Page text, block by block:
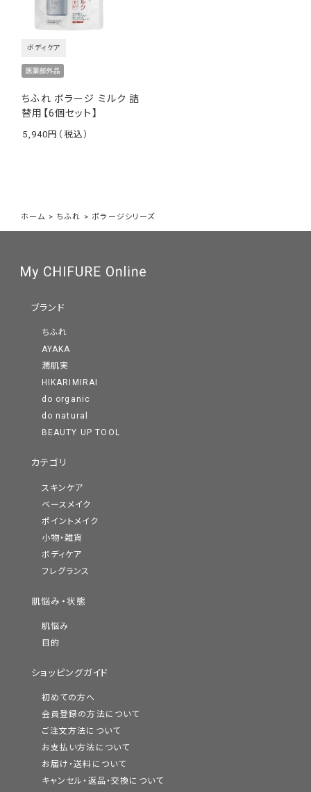
ちふれ ボラージ ミルク 詰
替用【6個セット】
ボディケア
5,940
ホーム > ちふれ > ボラージシリーズ
ブランド
ちふれ
AYAKA
潤肌実
HIKARIMIRAI
do organic
do natural
BEAUTY UP TOOL
カテゴリ
スキンケア
ベースメイク
ポイントメイク
小物・雑貨
ボディケア
フレグランス
肌悩み・状態
肌悩み
目的
ショッピングガイド
初めての方へ
会員登録の方法について
ご注文方法について
お支払い方法について
お届け・送料について
キャンセル・返品・交換について